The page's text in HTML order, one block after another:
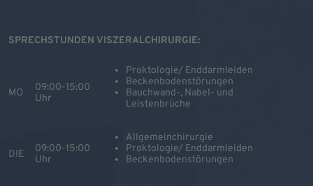
SPRECHSTUNDEN VISZERALCHIRURGIE:
MO
09:00-15:00
Uhr
Proktologie/ Enddarmleiden
Beckenbodenstörungen
Bauchwand-, Nabel- und
Leistenbrüche
DIE
09:00-15:00
Uhr
Allgemeinchirurgie
Proktologie/ Enddarmleiden
Beckenbodenstörungen